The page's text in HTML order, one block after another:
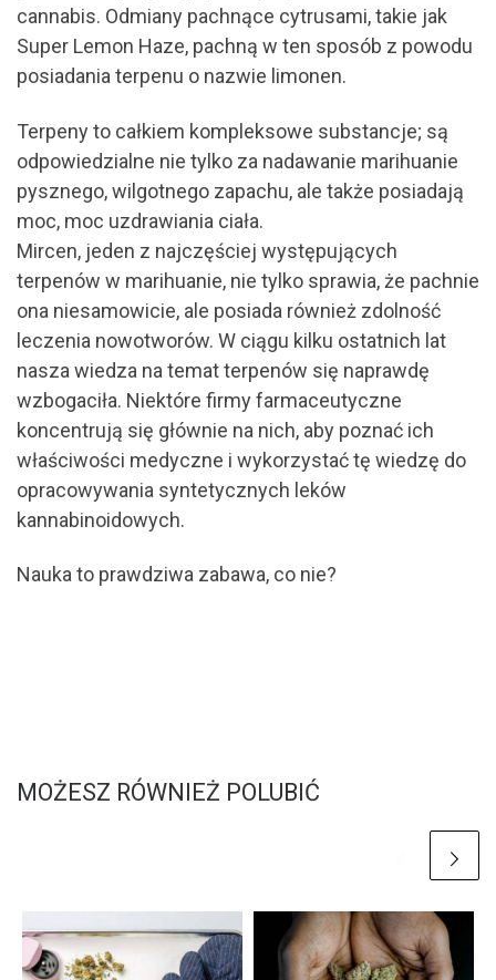
cannabis. Odmiany pachnące cytrusami, takie jak
Super Lemon Haze, pachną w ten sposób z powodu
posiadania terpenu o nazwie limonen.
Terpeny to całkiem kompleksowe substancje; są
odpowiedzialne nie tylko za nadawanie marihuanie
pysznego, wilgotnego zapachu, ale także posiadają
moc, moc uzdrawiania ciała.
Mircen, jeden z najczęściej występujących
terpenów w marihuanie, nie tylko sprawia, że pachnie
ona niesamowicie, ale posiada również zdolność
leczenia nowotworów. W ciągu kilku ostatnich lat
nasza wiedza na temat terpenów się naprawdę
wzbogaciła. Niektóre firmy farmaceutyczne
koncentrują się głównie na nich, aby poznać ich
właściwości medyczne i wykorzystać tę wiedzę do
opracowywania syntetycznych leków
kannabinoidowych.
Nauka to prawdziwa zabawa, co nie?
MOŻESZ RÓWNIEŻ POLUBIĆ